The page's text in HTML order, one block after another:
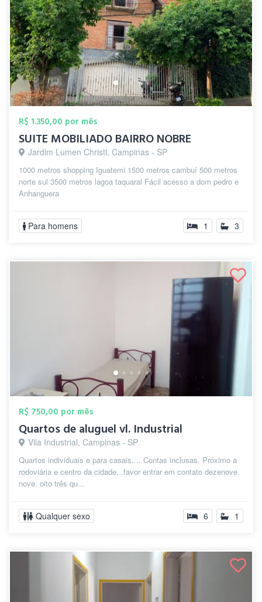
R$ 1.350,00 por mês
SUITE MOBILIADO BAIRRO NOBRE
Jardim Lumen Christi, Campinas - SP
1000 metros shopping Iguatemi 1500 metros cambuí 500 metros
norte sul 3500 metros lagoa taquaral Fácil acesso a dom pedro e
Anhanguera
Para homens 1 3
R$ 750,00 por mês
Quartos de aluguel vl. Industrial
Vila Industrial, Campinas - SP
Quartos individuais e para casais.... Contas inclusas. Próximo a
rodoviária e centro da cidade...favor entrar em contato dezenove.
nove. oito três qu...
Qualquer sexo 6 1